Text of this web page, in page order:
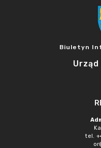
Biuletyn
tel.